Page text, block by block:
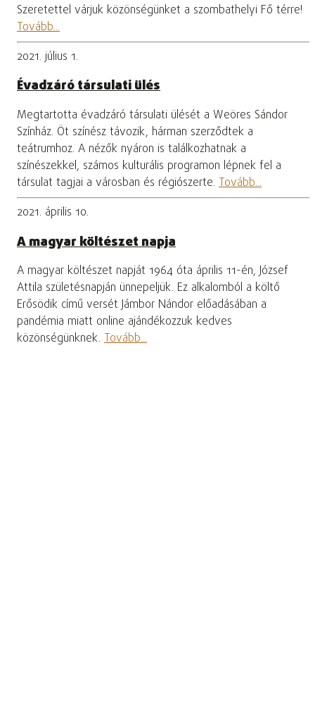
Szeretettel várjuk közönségünket a szombathelyi Fő térre!
Tovább...
2021. július 1.
Évadzáró társulati ülés
Megtartotta évadzáró társulati ülését a Weöres Sándor
Színház. Öt színész távozik, hárman szerződtek a
teátrumhoz. A nézők nyáron is találkozhatnak a
színészekkel, számos kulturális programon lépnek fel a
társulat tagjai a városban és régiószerte. Tovább...
2021. április 10.
A magyar költészet napja
A magyar költészet napját 1964 óta április 11-én, József
Attila születésnapján ünnepeljük. Ez alkalomból a költő
Erősödik című versét Jámbor Nándor előadásában a
pandémia miatt online ajándékozzuk kedves
közönségünknek. Tovább...